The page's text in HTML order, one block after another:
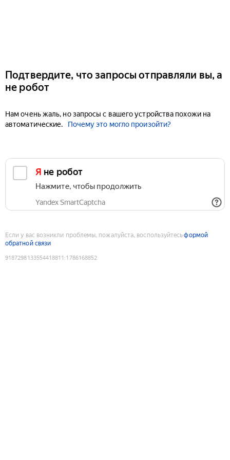
Подтвердите, что запросы отправляли вы, а
не робот
Нам очень жаль, но запросы с вашего устройства похожи на
автоматические.
Почему это могло произойти?
Я не робот
Нажмите, чтобы продолжить
Yandex SmartCaptcha
Если у вас возникли проблемы, пожалуйста, воспользуйтесьформой
обратной связи
9187298133554418811 :1786168852